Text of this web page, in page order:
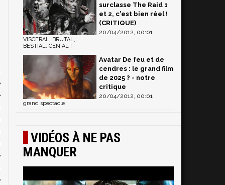
surclasse The Raid 1
et 2, c'est bien réel !
(CRITIQUE)
20/04/2012, 00:01
VISCERAL, BRUTAL,
BESTIAL, GENIAL !
Avatar De feu et de
cendres : le grand film
de 2025 ? - notre
critique
20/04/2012, 00:01
grand spectacle
VIDÉOS À NE PAS
MANQUER